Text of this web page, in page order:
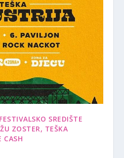
SREDIŠTE
ZOSTER, TEŠKA
CASH